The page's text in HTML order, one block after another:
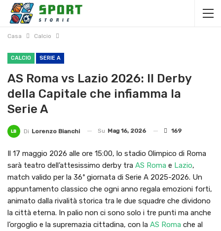
Casa Calcio
CALCIO SERIE A
AS Roma vs Lazio 2026: Il Derby
della Capitale che infiamma la
Serie A
Di Lorenzo Bianchi Su Mag 16, 2026 169
Il 17 maggio 2026 alle ore 15:00, lo stadio Olimpico di Roma
sarà teatro dell’attesissimo derby tra AS Roma e Lazio,
match valido per la 36ª giornata di Serie A 2025-2026. Un
appuntamento classico che ogni anno regala emozioni forti,
animato dalla rivalità storica tra le due squadre che dividono
la città eterna. In palio non ci sono solo i tre punti ma anche
l’orgoglio e la supremazia cittadina, con la AS Roma che al